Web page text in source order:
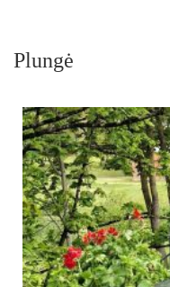
Plungė